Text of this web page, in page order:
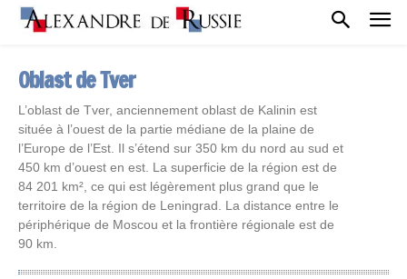
Oblast de Tver
L’oblast de Tver, anciennement oblast de Kalinin est
située à l’ouest de la partie médiane de la plaine de
l’Europe de l’Est. Il s’étend sur 350 km du nord au sud et
450 km d’ouest en est. La superficie de la région est de
84 201 km², ce qui est légèrement plus grand que le
territoire de la région de Leningrad. La distance entre le
périphérique de Moscou et la frontière régionale est de
90 km.